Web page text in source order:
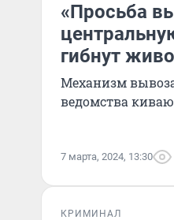
«Просьба
гибнут
Механизм
ведомства
7 марта, 2024, 13:30
КРИМИНАЛ